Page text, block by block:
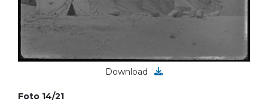
Download
Foto 14/21